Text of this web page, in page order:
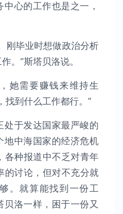
心的工作也是之一，
刚毕业时想做政治分析
。”斯塔贝洛说。
她需要赚钱来维持生
找到什么工作都行。”
处于发达国家最严峻的
地中海国家的经济危机
各种报道中不乏对青年
的讨论，但对不充分就
。就算能找到一份工
洛一样，困于一份又